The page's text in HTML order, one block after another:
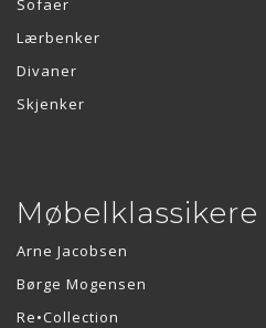
Sofaer
Lærbenker
Divaner
Skjenker
Møbelklassikere
Arne Jacobsen
Børge Mogensen
Re•Collection